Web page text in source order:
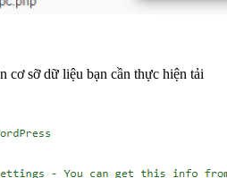
cơ sỡ dữ liệu bạn cần thực hiện tải